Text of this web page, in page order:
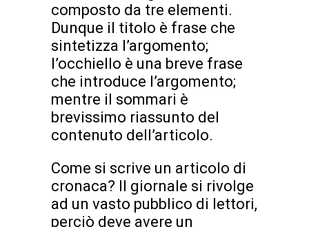
composto da tre elementi.
Dunque il titolo è frase che
sintetizza l’argomento;
l’occhiello è una breve frase
che introduce l’argomento;
mentre il sommari è
brevissimo riassunto del
contenuto dell’articolo.
Come si scrive un articolo di
cronaca? Il giornale si rivolge
ad un vasto pubblico di lettori,
perciò deve avere un